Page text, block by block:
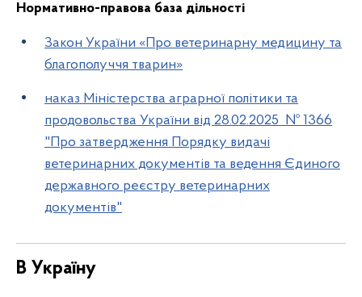
Нормативно-правова база дільності
Закон України «Про ветеринарну медицину та
благополуччя тварин»
наказ Міністерства аграрної політики та
продовольства України від 28.02.2025 № 1366
"Про затвердження Порядку видачі
ветеринарних документів та ведення Єдиного
державного реєстру ветеринарних
документів"
В Україну